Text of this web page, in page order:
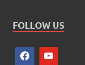
FOLLOW US